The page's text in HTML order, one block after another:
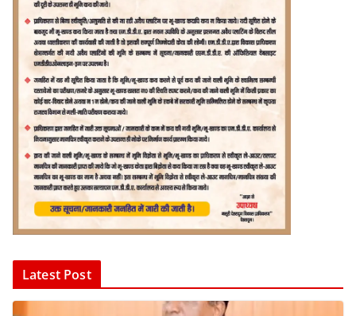
Latest Post